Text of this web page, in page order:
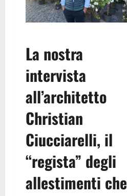
La nostra
intervista
all’architetto
Christian
Ciucciarelli, il
“regista” degli
allestimenti che